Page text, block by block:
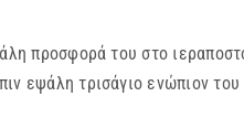
προσφορά του στο
εψάλη τρισάγιο ενώπιον